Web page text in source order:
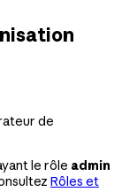
de
le rôle admin
Rôles et